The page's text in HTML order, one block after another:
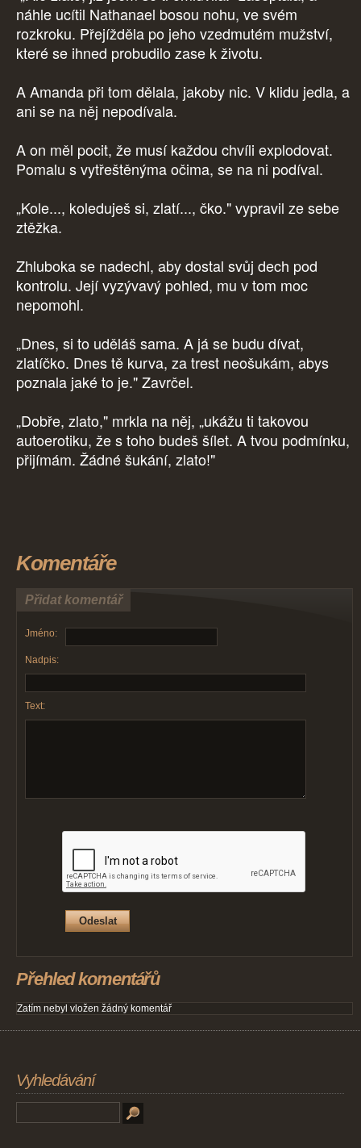
náhle ucítil Nathanael bosou nohu, ve svém
rozkroku. Přejížděla po jeho vzedmutém mužství,
které se ihned probudilo zase k životu.
A Amanda při tom dělala, jakoby nic. V klidu jedla, a
ani se na něj nepodívala.
A on měl pocit, že musí každou chvíli explodovat.
Pomalu s vytřeštěnýma očima, se na ni podíval.
„Kole..., koleduješ si, zlatí..., čko." vypravil ze sebe
ztěžka.
Zhluboka se nadechl, aby dostal svůj dech pod
kontrolu. Její vyzývavý pohled, mu v tom moc
nepomohl.
„Dnes, si to uděláš sama. A já se budu dívat,
zlatíčko. Dnes tě kurva, za trest neošukám, abys
poznala jaké to je." Zavrčel.
„Dobře, zlato," mrkla na něj, „ukážu ti takovou
autoerotiku, že s toho budeš šílet. A tvou podmínku,
přijímám. Žádné šukání, zlato!"
Komentáře
Přidat komentář
Jméno:
Nadpis:
Text:
Přehled komentářů
Zatím nebyl vložen žádný komentář
Vyhledávání